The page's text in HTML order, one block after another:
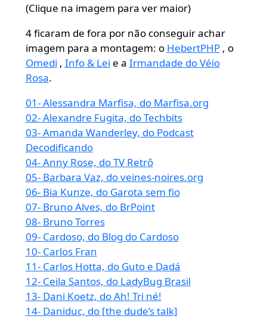
(Clique na imagem para ver maior)
4 ficaram de fora por não conseguir achar
imagem para a montagem: o HebertPHP, o
Omedi , Info & Lei e a Irmandade do Véio
Rosa.
01- Alessandra Marfisa, do Marfisa.org
02- Alexandre Fugita, do Techbits
03- Amanda Wanderley, do Podcast
Decodificando
04- Anny Rose, do TV Retrô
05- Barbara Vaz, do veines-noires.org
06- Bia Kunze, do Garota sem fio
07- Bruno Alves, do BrPoint
08- Bruno Torres
09- Cardoso, do Blog do Cardoso
10- Carlos Fran
11- Carlos Hotta, do Guto e Dadá
12- Ceila Santos, do LadyBug Brasil
13- Dani Koetz, do Ah! Tri né!
14- Daniduc, do [the dude’s talk]